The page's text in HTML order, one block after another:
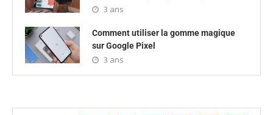
3 ans
Comment utiliser la gomme magique
sur Google Pixel
3 ans